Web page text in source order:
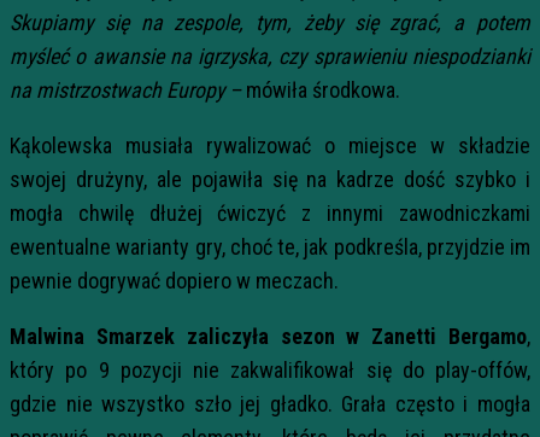
Skupiamy się na zespole, tym, żeby się zgrać, a potem
myśleć o awansie na igrzyska, czy sprawieniu niespodzianki
na mistrzostwach Europy –mówiła środkowa.
Kąkolewska musiała rywalizować o miejsce w składzie
swojej drużyny, ale pojawiła się na kadrze dość szybko i
mogła chwilę dłużej ćwiczyć z innymi zawodniczkami
ewentualne warianty gry, choć te, jak podkreśla, przyjdzie im
pewnie dogrywać dopiero w meczach.
Malwina Smarzek zaliczyła sezon w Zanetti Bergamo,
który po 9 pozycji nie zakwalifikował się do play-offów,
gdzie nie wszystko szło jej gładko. Grała często i mogła